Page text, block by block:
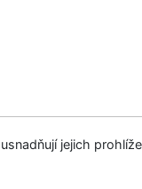
Mapa stránek
jejich